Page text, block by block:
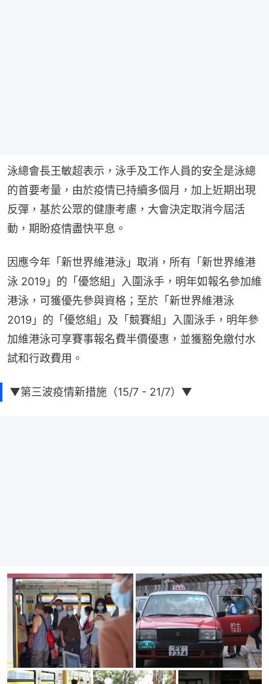
泳總會長王敏超表示，泳手及工作人員的安全是泳總
的首要考量，由於疫情已持續多個月，加上近期出現
反彈，基於公眾的健康考慮，大會決定取消今屆活
動，期盼疫情盡快平息。
因應今年「新世界維港泳」取消，所有「新世界維港
泳 2019」的「優悠組」入圍泳手，明年如報名參加維
港泳，可獲優先參與資格；至於「新世界維港泳
2019」的「優悠組」及「競賽組」入圍泳手，明年參
加維港泳可享賽事報名費半價優惠，並獲豁免繳付水
試和行政費用。
▼第三波疫情新措施（15/7 - 21/7）▼